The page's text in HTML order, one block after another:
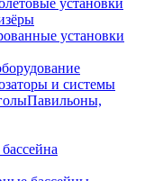
установки
установки
и системы
Павильоны,